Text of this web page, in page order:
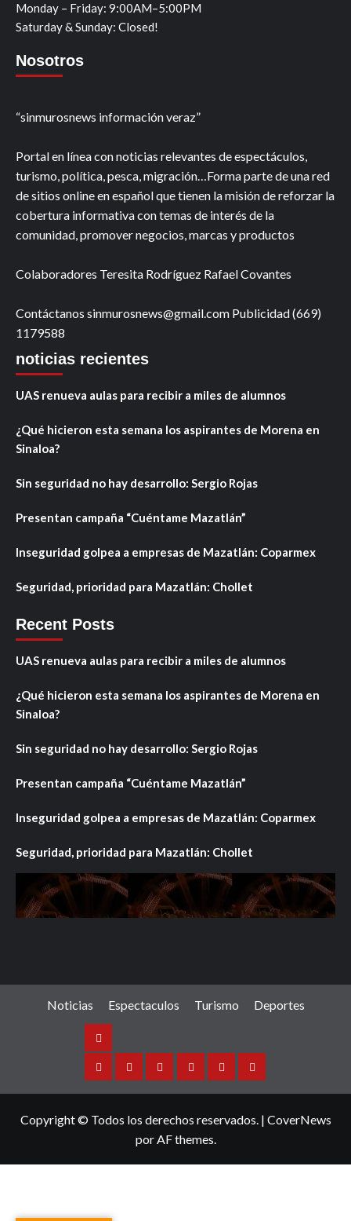
Monday – Friday: 9:00AM–5:00PM
Saturday & Sunday: Closed!
Nosotros
“sinmurosnews información veraz”
Portal en línea con noticias relevantes de espectáculos,
turismo, política, pesca, migración…Forma parte de una red
de sitios online en español que tienen la misión de reforzar la
cobertura informativa con temas de interés de la
comunidad, promover negocios, marcas y productos
Colaboradores Teresita Rodríguez Rafael Covantes
Contáctanos sinmurosnews@gmail.com Publicidad (669)
1179588
noticias recientes
UAS renueva aulas para recibir a miles de alumnos
¿Qué hicieron esta semana los aspirantes de Morena en
Sinaloa?
Sin seguridad no hay desarrollo: Sergio Rojas
Presentan campaña “Cuéntame Mazatlán”
Inseguridad golpea a empresas de Mazatlán: Coparmex
Seguridad, prioridad para Mazatlán: Chollet
Recent Posts
UAS renueva aulas para recibir a miles de alumnos
¿Qué hicieron esta semana los aspirantes de Morena en
Sinaloa?
Sin seguridad no hay desarrollo: Sergio Rojas
Presentan campaña “Cuéntame Mazatlán”
Inseguridad golpea a empresas de Mazatlán: Coparmex
Seguridad, prioridad para Mazatlán: Chollet
Noticias Espectaculos Turismo Deportes
Noticias
SinaloaNacionalInternacionalEspectaculos
TurismoDeportes
Copyright © Todos los derechos reservados. | CoverNews
por AF themes.